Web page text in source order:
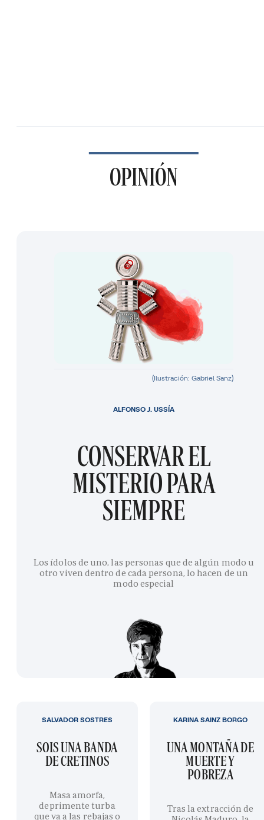
OPINIÓN
(Ilustración: Gabriel Sanz)
CONSERVAR EL
MISTERIO PARA
SIEMPRE
Los ídolos de uno, las personas que de algún modo u
otro viven dentro de cada persona, lo hacen de un
modo especial
ALFONSO J. USSÍA
SOIS UNA BANDA
DE CRETINOS
Masa amorfa,
deprimente turba
que va a las rebajas o
SALVADOR SOSTRES
UNA MONTAÑA DE
MUERTE Y
POBREZA
Tras la extracción de
KARINA SAINZ BORGO